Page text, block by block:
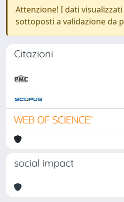
Attenzione! I dati
sottoposti a validazione da
Citazioni
social impact